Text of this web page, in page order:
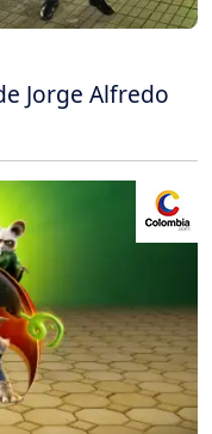
Jorge Alfredo